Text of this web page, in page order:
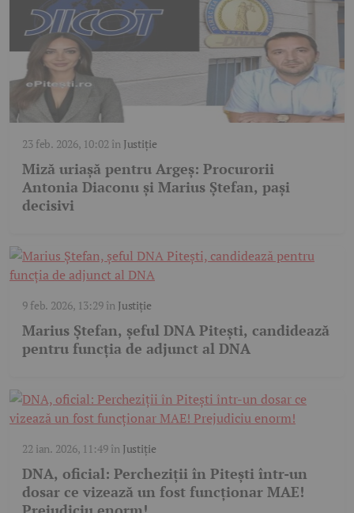
23 feb. 2026, 10:02 în Justiție
Miză uriașă pentru Argeș: Procurorii
Antonia Diaconu și Marius Ștefan, pași
decisivi
9 feb. 2026, 13:29în Justiție
Marius Ștefan, șeful DNA Pitești, candidează
pentru funcția de adjunct al DNA
22 ian. 2026, 11:49în Justiție
DNA, oficial: Percheziții în Pitești într-un
dosar ce vizează un fost funcționar MAE!